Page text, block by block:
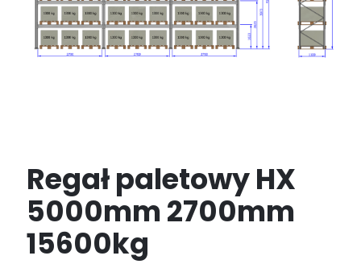
Regał paletowy HX
5000mm 2700mm
15600kg